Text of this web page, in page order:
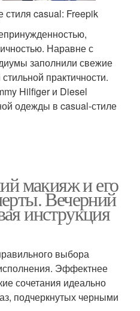
casual: Freepik
Наравне с
заполнили свежие
практичности.
Hilfiger и Diesel
одежды в casual-стиле
макияж и его
Вечерний
инструкция
выбора
Эффектнее
сочетания идеально
подчеркнутых черными